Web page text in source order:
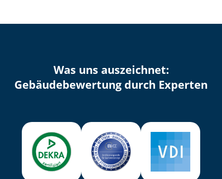
Was uns auszeichnet:
Ge­bäu­de­be­wer­tung durch Experten